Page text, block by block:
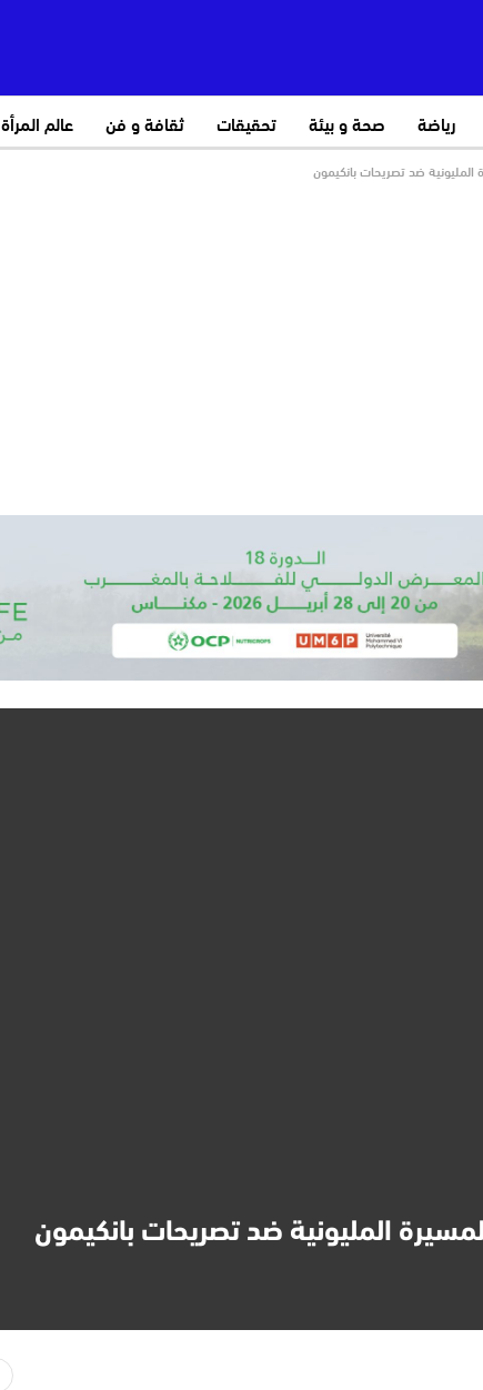
رياضة صحة و بيئة تحقيقات ثقافة و فن عالم المرأة
ضد تصريحات بانكيمون
المليونية ضد تصريحات بانكيمون